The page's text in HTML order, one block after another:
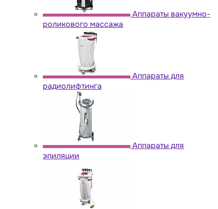
Аппараты вакуумно-
роликового массажа
Аппараты для
радиолифтинга
Аппараты для
эпиляции